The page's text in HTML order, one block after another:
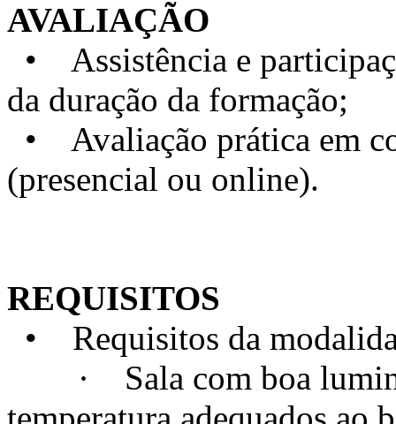
AVALIAÇÃO
• Assistência e
da duração da formação;
• Avaliação prática em
(presencial ou online).
REQUISITOS
• Requisitos da
· Sala com boa